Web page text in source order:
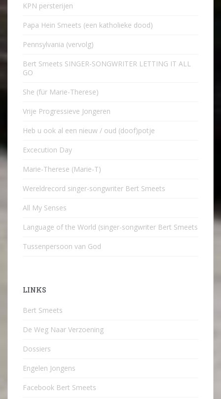
KPN persterijen
Papa Hein Smeets (een katholieke dood)
Pennsylvania (vervolg)
Bert Smeets SINGER-SONGWRITER LETTING IT ALL
GO
She (für Marie-Therese)
Vrije Progressieve Jongeren
Heb u ook al een nieuw / oud (doof)potje
Excecution Day
Marie-Therese (Marie-T)
Wereldrecord singer-songwriter Bert Smeets
All My Senses
Language of the World (singer-songwriter Bert Smeets
Tussenpersoon van God
LINKS
Bert Smeets
De Weg Naar Verzoening
Dossiers
Engelen Jongens
Facebook Bert Smeets